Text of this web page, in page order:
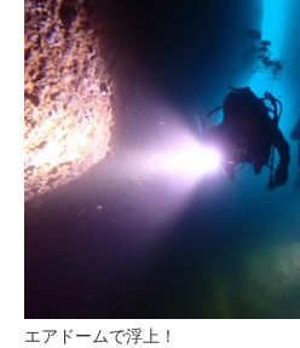
エアドームで浮上！